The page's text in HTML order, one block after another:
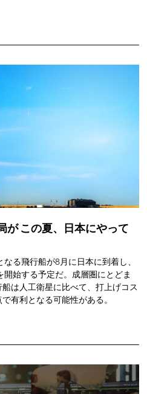
がこの夏、日本にやって
る飛行船が8月に日本に到着し、
始する予定だ。成層圏にとどま
は人工衛星に比べて、打上げコス
有利となる可能性がある。